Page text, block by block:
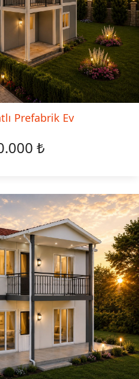
Prefabrik Ev
₺